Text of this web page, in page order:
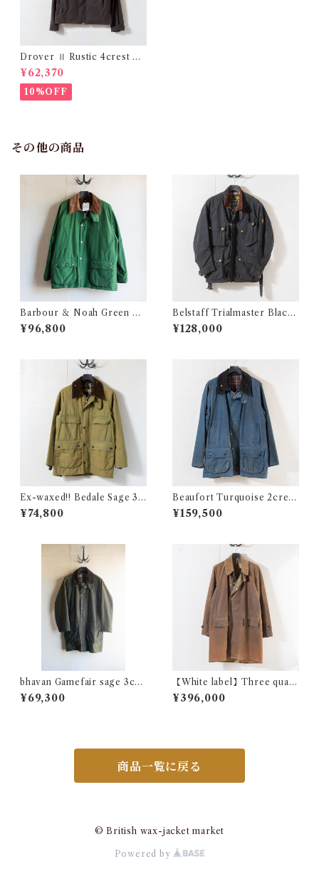
Drover Ⅱ Rustic 4crest La
rge @2002 e2686c
¥62,370
10%OFF
その他の商品
Barbour ＆ Noah Green La
rge @2000~ e2285c
¥96,800
Belstaff Trialmaster Black
c40@1960s e3372c
¥128,000
Ex-waxed!! Bedale Sage 3c
rest c36 @ e2570c
¥74,800
Beaufort Turquoise 2crest
c46 @1980s e3370c
¥159,500
bhavan Gamefair sage 3cre
st c40 @ e1980c
¥69,300
【White label】Three quate
r coat Olive c42 @1950s e2
717c
¥396,000
商品一覧に戻る
© British wax-jacket market
Powered by